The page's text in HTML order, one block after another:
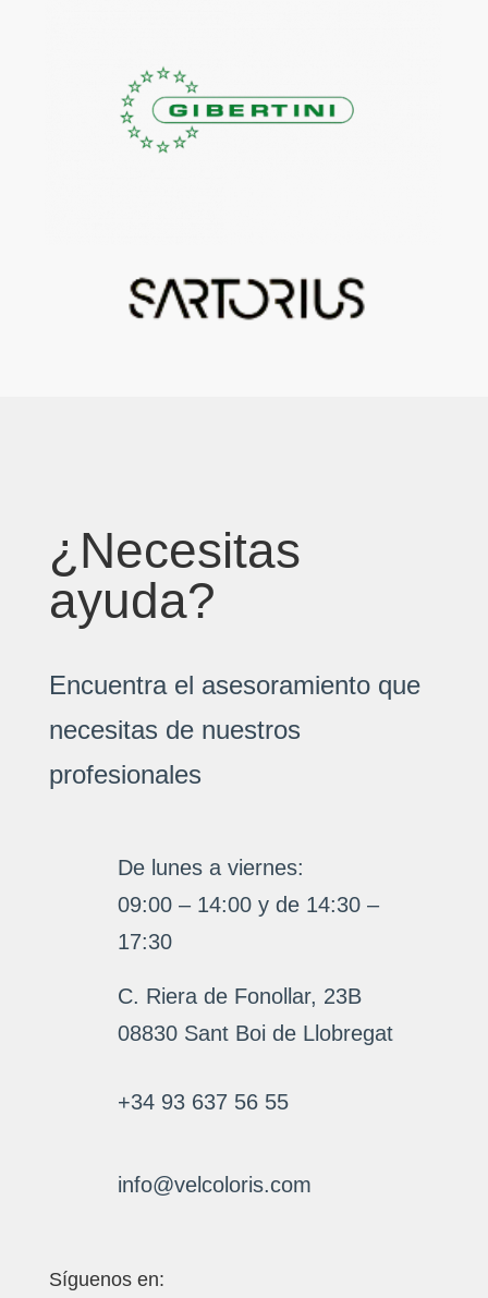
¿Necesitas
ayuda?
Encuentra el asesoramiento que
necesitas de nuestros
profesionales
De lunes a viernes:
09:00 – 14:00 y de 14:30 –
17:30
C. Riera de Fonollar, 23B
08830 Sant Boi de Llobregat
+34 93 637 56 55
info@velcoloris.com
Síguenos en: